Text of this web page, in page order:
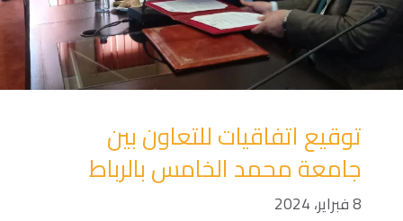
توقيع اتفاقيات للتعاون بين
جامعة محمد الخامس بالرباط
8 فبراير، 2024